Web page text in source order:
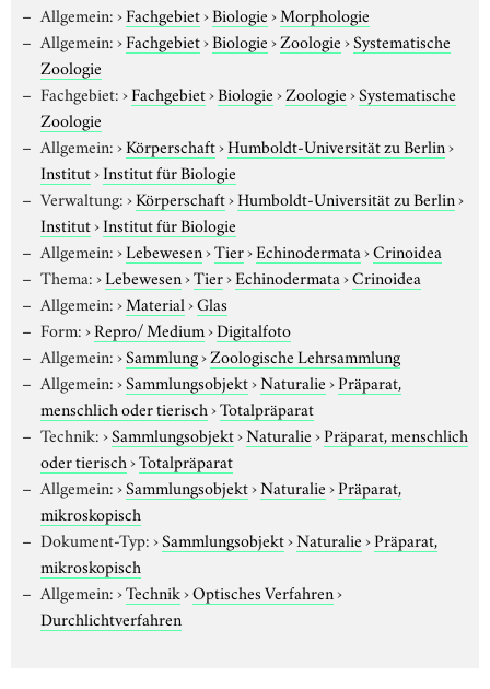
Allgemein:›Fachgebiet›Biologie›Morphologie
Allgemein:›Fachgebiet›Biologie›Zoologie›Systematische
Zoologie
Fachgebiet:›Fachgebiet›Biologie›Zoologie›Systematische
Zoologie
Allgemein:›Körperschaft›Humboldt-Universität zu Berlin›
Institut›Institut für Biologie
Verwaltung:›Körperschaft›Humboldt-Universität zu Berlin›
Institut›Institut für Biologie
Allgemein:›Lebewesen›Tier›Echinodermata›Crinoidea
Thema:›Lebewesen›Tier›Echinodermata›Crinoidea
Allgemein:›Material›Glas
Form:›Repro/ Medium›Digitalfoto
Allgemein:›Sammlung›Zoologische Lehrsammlung
Allgemein:›Sammlungsobjekt›Naturalie›Präparat,
menschlich oder tierisch›Totalpräparat
Technik:›Sammlungsobjekt›Naturalie›Präparat, menschlich
oder tierisch›Totalpräparat
Allgemein:›Sammlungsobjekt›Naturalie›Präparat,
mikroskopisch
Dokument-Typ:›Sammlungsobjekt›Naturalie›Präparat,
mikroskopisch
Allgemein:›Technik›Optisches Verfahren›
Durchlichtverfahren